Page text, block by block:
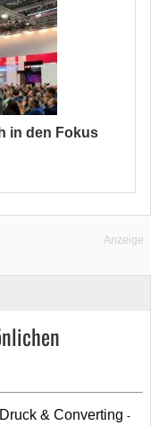
in den Fokus
Anzeige
& Converting